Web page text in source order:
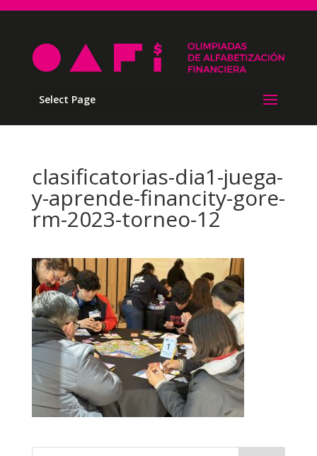
Select Page
clasificatorias-dia1-juega-
y-aprende-financity-gore-
rm-2023-torneo-12